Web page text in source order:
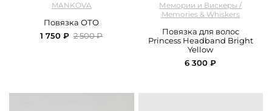
MANKOVA
Повязка ОТО
1 750 ₽ 2 500 ₽
Мемории и Вискеры /
Memories & Whiskers
Повязка для волос
Princess Headband Bright
Yellow
6 300 ₽